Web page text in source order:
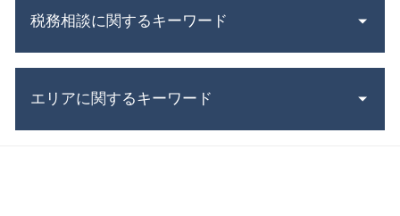
資本 提携
被相続人 とは
遺言書 無効
新創業融資制度 必要書類
合同会社設立 必要書類
個人事業主 から 法人化
補助金 交付申請書
税務相談に関するキーワード
税理士 顧問契約
エリアに関するキーワード